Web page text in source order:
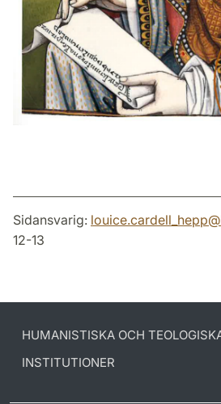
Sidansvarig: louice.cardell_hepp@
12-13
HUMANISTISKA OCH
INSTITUTIONER